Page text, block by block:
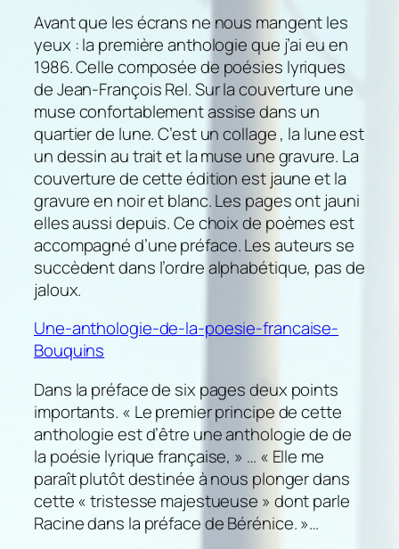
Avant que les écrans ne nous mangent les
yeux : la première anthologie que j’ai eu en
1986. Celle composée de poésies lyriques
de Jean-François Rel. Sur la couverture une
muse confortablement assise dans un
quartier de lune. C’est un collage , la lune est
un dessin au trait et la muse une gravure. La
couverture de cette édition est jaune et la
gravure en noir et blanc. Les pages ont jauni
elles aussi depuis. Ce choix de poèmes est
accompagné d’une préface. Les auteurs se
succèdent dans l’ordre alphabétique, pas de
jaloux.
Une-anthologie-de-la-poesie-francaise-
Bouquins
Dans la préface de six pages deux points
importants. « Le premier principe de cette
anthologie est d’être une anthologie de de
la poésie lyriquefrançaise, » … « Elle me
paraît plutôt destinée à nous plonger dans
cette « tristesse majestueuse » dont parle
Racine dans la préface de Bérénice. »…